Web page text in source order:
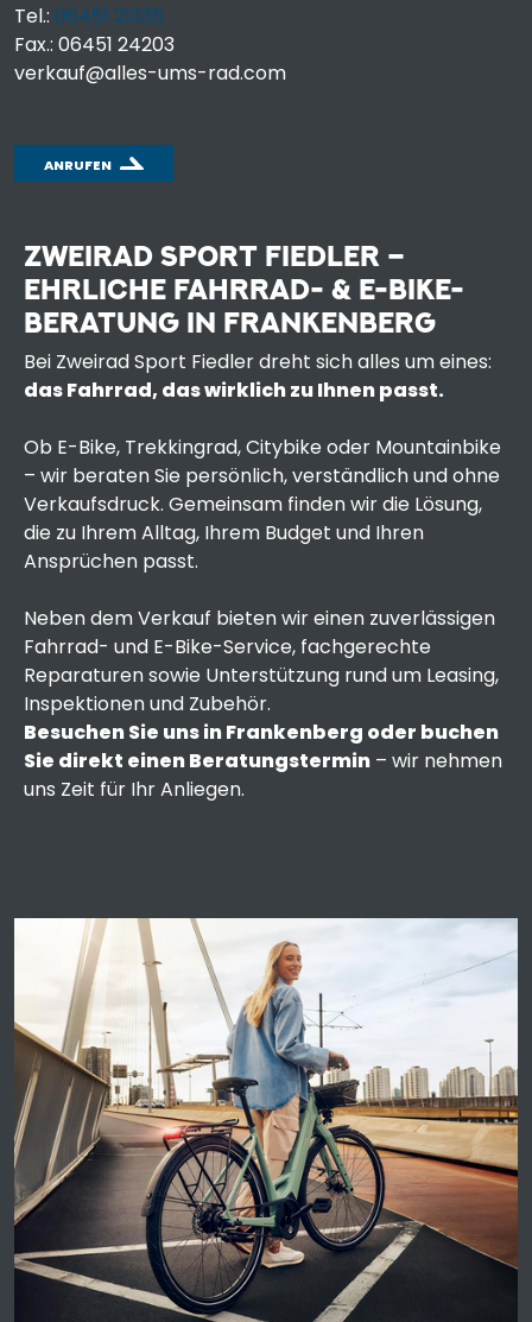
Tel.: 06451 21335
Fax.: 06451 24203
verkauf@alles-ums-rad.com
ANRUFEN
ZWEIRAD SPORT FIEDLER –
EHRLICHE FAHRRAD- & E-BIKE-
BERATUNG IN FRANKENBERG
Bei Zweirad Sport Fiedler dreht sich alles um eines:
das Fahrrad, das wirklich zu Ihnen passt.
Ob E-Bike, Trekkingrad, Citybike oder Mountainbike
– wir beraten Sie persönlich, verständlich und ohne
Verkaufsdruck. Gemeinsam finden wir die Lösung,
die zu Ihrem Alltag, Ihrem Budget und Ihren
Ansprüchen passt.
Neben dem Verkauf bieten wir einen zuverlässigen
Fahrrad- und E-Bike-Service, fachgerechte
Reparaturen sowie Unterstützung rund um Leasing,
Inspektionen und Zubehör.
Besuchen Sie uns in Frankenberg oder buchen
Sie direkt einen Beratungstermin – wir nehmen
uns Zeit für Ihr Anliegen.